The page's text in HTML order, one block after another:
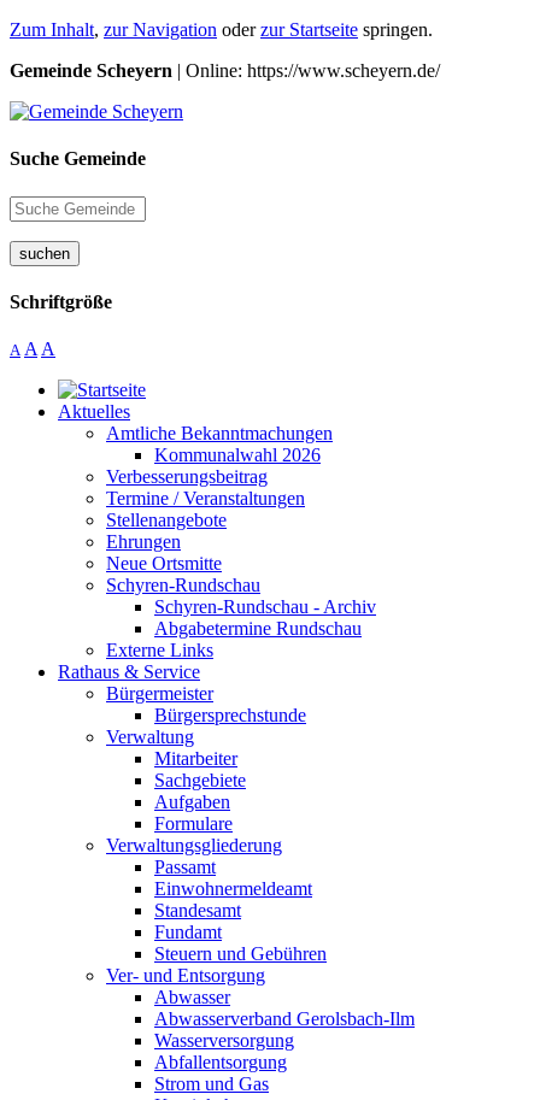
Zum Inhalt, zur Navigation oderzur Startseite springen.
Gemeinde Scheyern | Online: https://www.scheyern.de/
Suche Gemeinde
suchen
Schriftgröße
A A A
Aktuelles
Amtliche Bekanntmachungen
Kommunalwahl 2026
Verbesserungsbeitrag
Termine / Veranstaltungen
Stellenangebote
Ehrungen
Neue Ortsmitte
Schyren-Rundschau
Schyren-Rundschau - Archiv
Abgabetermine Rundschau
Externe Links
Rathaus & Service
Bürgermeister
Bürgersprechstunde
Verwaltung
Mitarbeiter
Sachgebiete
Aufgaben
Formulare
Verwaltungsgliederung
Passamt
Einwohnermeldeamt
Standesamt
Fundamt
Steuern und Gebühren
Ver- und Entsorgung
Abwasser
Abwasserverband Gerolsbach-Ilm
Wasserversorgung
Abfallentsorgung
Strom und Gas